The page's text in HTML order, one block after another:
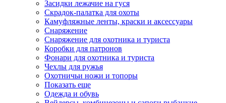
Засидки лежачие на гуся
Скрадок-палатка для охоты
Камуфляжные ленты, краски и аксессуары
Снаряжение
Снаряжение для охотника и туриста
Коробки для патронов
Фонари для охотника и туриста
Чехлы для ружья
Охотничьи ножи и топоры
Показать еще
Одежда и обувь